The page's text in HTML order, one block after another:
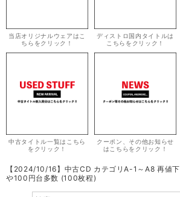
当店オリジナルウェアはこ
ちらをクリック！
ディストロ国内タイトルは
こちらをクリック！
中古タイトル一覧はこちら
をクリック！
クーポン、その他お知らせ
はこちらをクリック！
【2024/10/16】中古CD カテゴリA-1～A8 再値
や100円台多数 (100枚程)